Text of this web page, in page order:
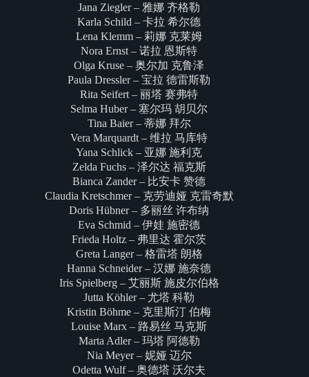
Jana Ziegler – 雅娜 齐格勒
Karla Schild – 卡拉 希尔德
Lena Klemm – 莉娜 克莱姆
Nora Ernst – 诺拉 恩斯特
Olga Kruse – 奥尔加 克鲁泽
Paula Dressler – 宝拉 德雷斯勒
Rita Seifert – 丽塔 赛弗特
Selma Huber – 塞尔玛 胡贝尔
Tina Baier – 蒂娜 拜尔
Vera Marquardt – 维拉 马库特
Yana Schlick – 亚娜 施利克
Zelda Fuchs – 泽尔达 福克斯
Bianca Zander – 比安卡 赞德
Claudia Kretschmer – 克劳迪娅 克雷奇默
Doris Hübner – 多丽丝 许布纳
Eva Schmid – 伊娃 施密德
Frieda Holtz – 弗里达 霍尔茨
Greta Langer – 格雷塔 朗格
Hanna Schneider – 汉娜 施奈德
Iris Spielberg – 艾丽斯 施皮尔伯格
Jutta Köhler – 尤塔 科勒
Kristin Böhme – 克里斯汀 伯梅
Louise Marx – 路易丝 马克斯
Marta Adler – 玛塔 阿德勒
Nia Meyer – 妮娅 迈尔
Odetta Wulf – 奥德塔 沃尔夫